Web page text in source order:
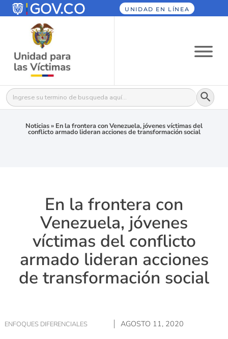
UNIDAD EN LÍNEA
Buscar: Botón
Noticias» En la frontera con Venezuela, jóvenes víctimas del
conflicto armado lideran acciones de transformación social
En la frontera con
Venezuela, jóvenes
víctimas del conflicto
armado lideran acciones
de transformación social
ENFOQUES DIFERENCIALES AGOSTO 11, 2020